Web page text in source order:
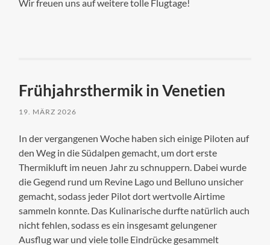
Wir freuen uns auf weitere tolle Flugtage!
Frühjahrsthermik in Venetien
19. MÄRZ 2026
In der vergangenen Woche haben sich einige Piloten auf
den Weg in die Südalpen gemacht, um dort erste
Thermikluft im neuen Jahr zu schnuppern. Dabei wurde
die Gegend rund um Revine Lago und Belluno unsicher
gemacht, sodass jeder Pilot dort wertvolle Airtime
sammeln konnte. Das Kulinarische durfte natürlich auch
nicht fehlen, sodass es ein insgesamt gelungener
Ausflug war und viele tolle Eindrücke gesammelt